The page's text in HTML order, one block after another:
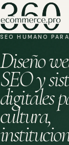
SEO HUMANO
Diseño
SEO y
digitales
cultura,